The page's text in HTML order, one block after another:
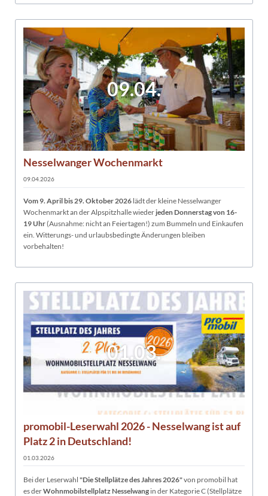
09.04.
Nesselwanger Wochenmarkt
09.04.2026
Vom 9. April bis 29. Oktober 2026 lädt der kleine Nesselwanger
Wochenmarkt an der Alpspitzhalle wiederjeden Donnerstag von 16-
19 Uhr(Ausnahme: nicht an Feiertagen!) zum Bummeln und Einkaufen
ein. Witterungs- und urlaubsbedingte Änderungen bleiben
vorbehalten!
01.03.
promobil-Leserwahl 2026 - Nesselwang ist auf
Platz 2 in Deutschland!
01.03.2026
Bei der Leserwahl "Die Stellplätze des Jahres 2026"von promobil hat
es derWohnmobilstellplatz Nesselwang in der Kategorie C (Stellplätze